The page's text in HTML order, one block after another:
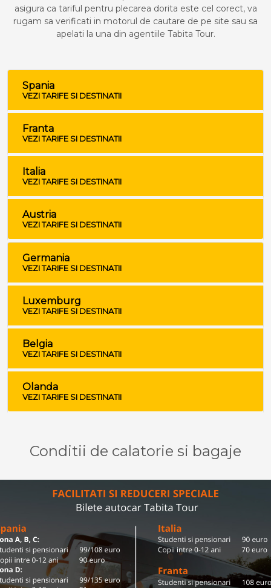
asigura ca tariful pentru plecarea dorita este cel corect, va
rugam sa verificati in motorul de cautare de pe site sau sa
apelati la una din agentiile Tabita Tour.
Spania
VEZI TARIFE SI DESTINATII
Franta
VEZI TARIFE SI DESTINATII
Italia
VEZI TARIFE SI DESTINATII
Austria
VEZI TARIFE SI DESTINATII
Germania
VEZI TARIFE SI DESTINATII
Luxemburg
VEZI TARIFE SI DESTINATII
Belgia
VEZI TARIFE SI DESTINATII
Olanda
VEZI TARIFE SI DESTINATII
Conditii de calatorie si bagaje